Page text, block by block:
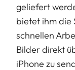
geliefert
bietet ihm die
schnellen
Bilder direkt
iPhone zu